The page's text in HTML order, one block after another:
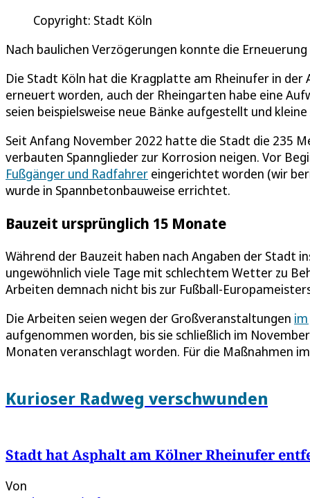
Copyright: Stadt Köln
Nach baulichen Verzögerungen konnte die
Die Stadt Köln hat die Kragplatte am Rheinufer in
erneuert worden, auch der Rheingarten habe eine
seien beispielsweise neue Bänke aufgestellt und
Seit Anfang November 2022 hatte die Stadt die 235
verbauten Spannglieder zur Korrosion neigen. Vor
Fußgänger und Radfahrer eingerichtet worden (wir
wurde in Spannbetonbauweise errichtet.
Bauzeit ursprünglich 15 Monate
Während der Bauzeit haben nach Angaben der Stadt
ungewöhnlich viele Tage mit schlechtem Wetter zu
Arbeiten demnach nicht bis zur Fußball-
Die Arbeiten seien wegen der Großveranstaltungen
aufgenommen worden, bis sie schließlich im
Monaten veranschlagt worden. Für die Maßnahmen
Kurioser Radweg verschwunden
Stadt hat Asphalt am Kölner Rheinufer
Von